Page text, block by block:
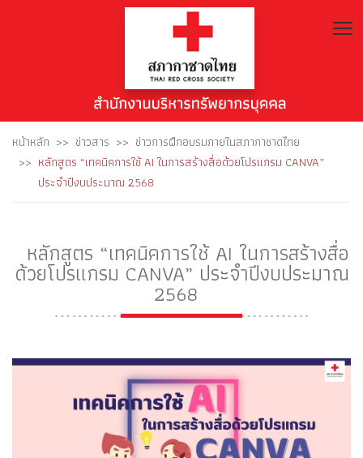
หน้าหลัก ข่าวสาร
ข่าวการฝึกอบรมภายในสภากาชาดไทย
หลักสูตร “เทคนิคการใช้ AI ในการสร้างสื่อด้วยโปรแกรม CANVA”
ประจำปีงบประมาณ 2568
หลักสูตร “เทคนิคการใช้ AI ในการสร้างสื่อ
ด้วยโปรแกรม CANVA” ประจำปีงบประมาณ
2568